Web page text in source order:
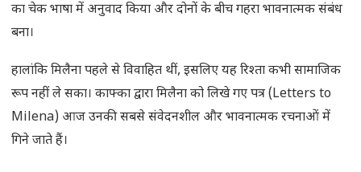
का चेक भाषा में अनुवाद किया और दोनों के बीच गहरा भावनात्मक संबंध
बना।
हालांकि मिलैना पहले से विवाहित थीं, इसलिए यह रिश्ता कभी सामाजिक
रूप नहीं ले सका। काफ्का द्वारा मिलैना को लिखे गए पत्र (Letters to
Milena) आज उनकी सबसे संवेदनशील और भावनात्मक रचनाओं में
गिने जाते हैं।